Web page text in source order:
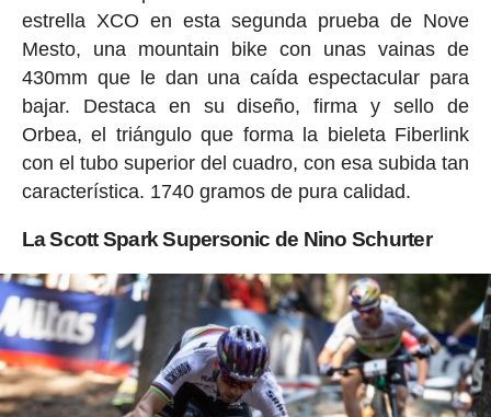
estrella XCO en esta segunda prueba de Nove
Mesto, una mountain bike con unas vainas de
430mm que le dan una caída espectacular para
bajar. Destaca en su diseño, firma y sello de
Orbea, el triángulo que forma la bieleta Fiberlink
con el tubo superior del cuadro, con esa subida tan
característica. 1740 gramos de pura calidad.
La Scott Spark Supersonic de Nino Schurter